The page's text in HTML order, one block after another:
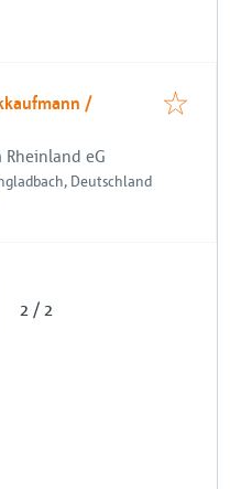
/
eG
Deutschland
2 / 2